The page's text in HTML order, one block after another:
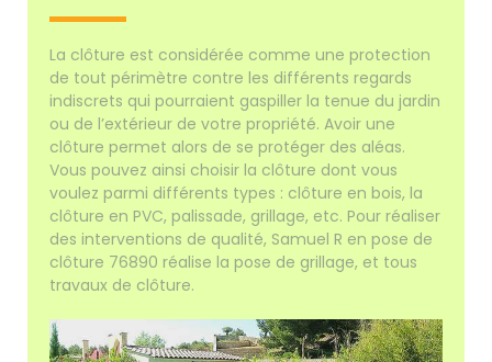
La clôture est considérée comme une protection
de tout périmètre contre les différents regards
indiscrets qui pourraient gaspiller la tenue du jardin
ou de l’extérieur de votre propriété. Avoir une
clôture permet alors de se protéger des aléas.
Vous pouvez ainsi choisir la clôture dont vous
voulez parmi différents types : clôture en bois, la
clôture en PVC, palissade, grillage, etc. Pour réaliser
des interventions de qualité, Samuel R en pose de
clôture 76890 réalise la pose de grillage, et tous
travaux de clôture.